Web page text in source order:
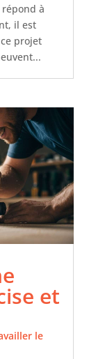
à
il est
projet
et
le